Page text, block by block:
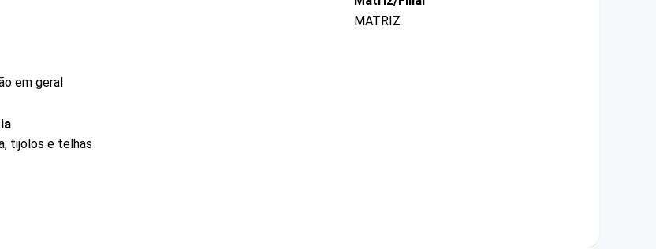
MATRIZ
em geral
tijolos e telhas